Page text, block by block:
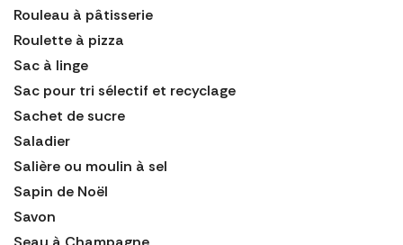
Rouleau à pâtisserie
Roulette à pizza
Sac à linge
Sac pour tri sélectif et recyclage
Sachet de sucre
Saladier
Salière ou moulin à sel
Sapin de Noël
Savon